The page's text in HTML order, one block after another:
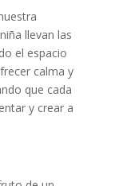
llevan las
el espacio
calma y
que cada
y crear a